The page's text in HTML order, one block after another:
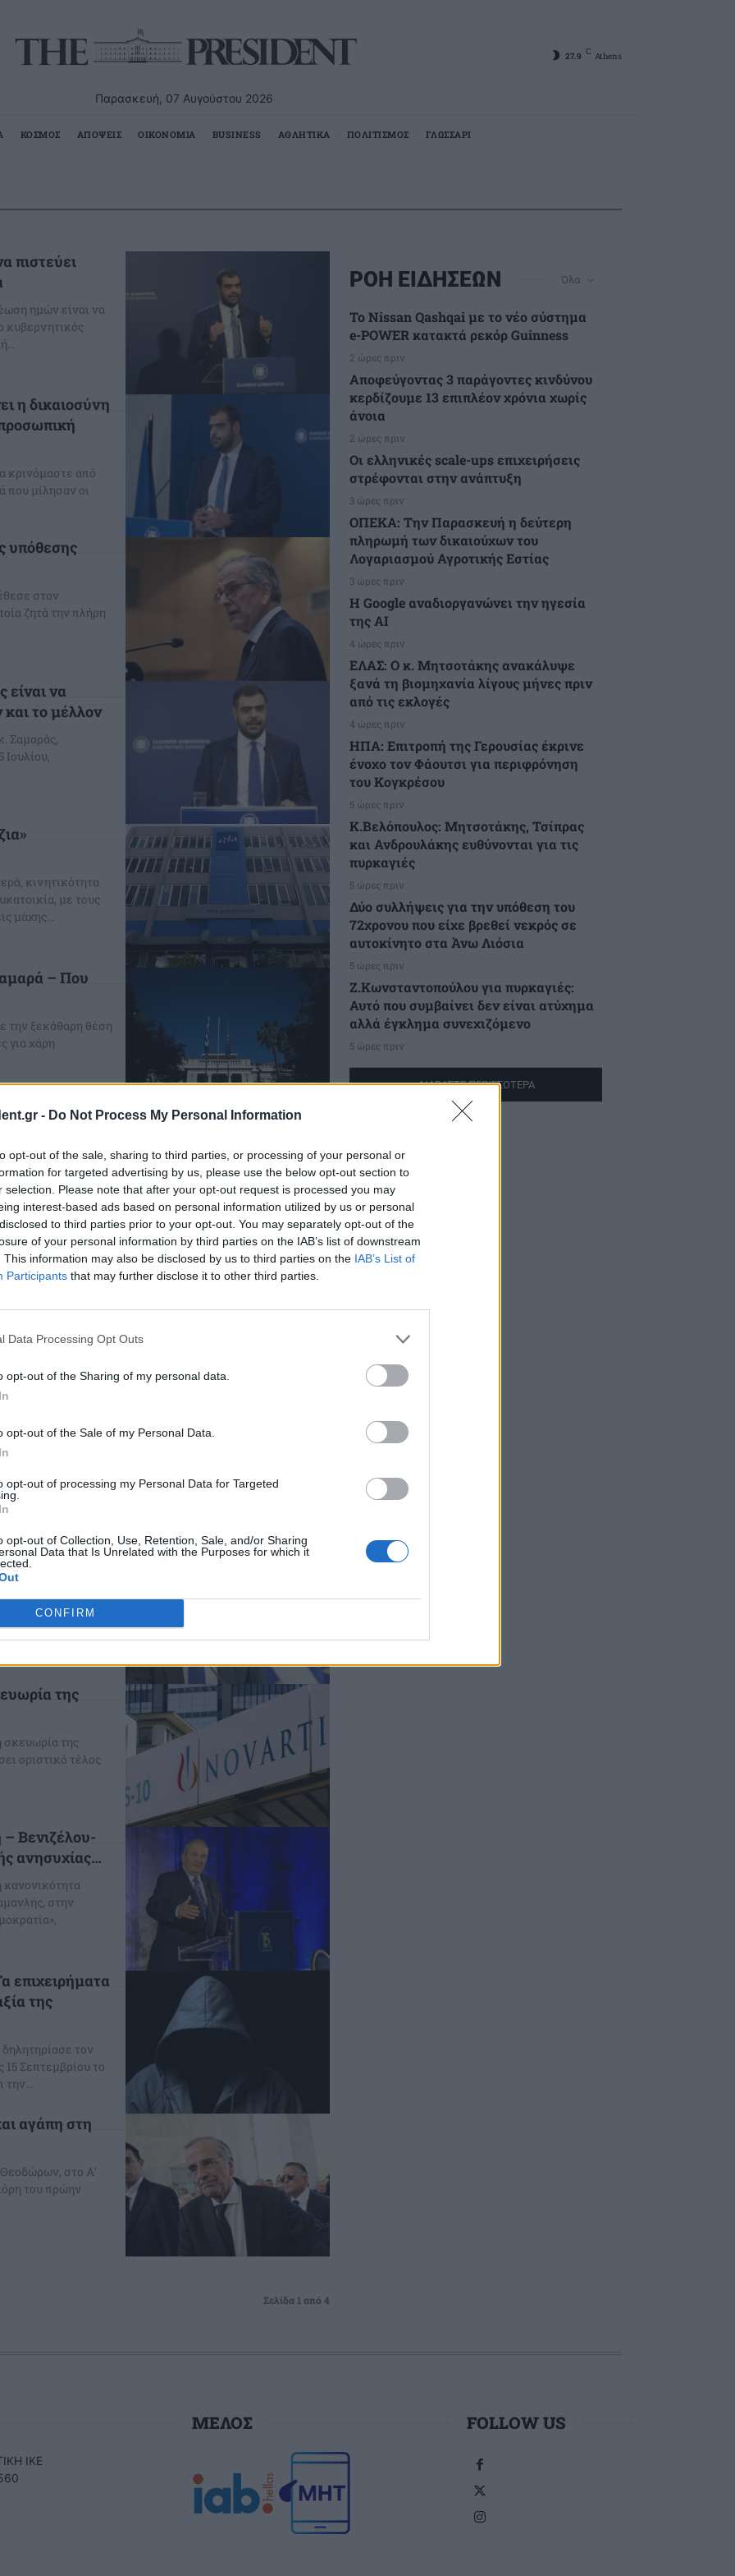
- Do Not Process My Personal Information
opt-out of the sale, sharing to third parties, or processing of your personal or
for targeted advertising by us, please use the below opt-out section to
selection. Please note that after your opt-out request is processed you may
interest-based ads based on personal information utilized by us or personal
to third parties prior to your opt-out. You may separately opt-out of the
of your personal information by third parties on the IAB’s list of downstream
This information may also be disclosed by us to third parties on the IAB’s List of
Participants that may further disclose it to other third parties.
Data Processing Opt Outs
opt-out of the Sharing of my personal data.
opt-out of the Sale of my Personal Data.
opt-out of processing my Personal Data for Targeted
opt-out of Collection, Use, Retention, Sale, and/or Sharing
Data that Is Unrelated with the Purposes for which it
CONFIRM
Παρασκευή, 07 Αυγούστου 2026
27.9 C Athens
ΚΟΣΜΟΣ ΑΠΟΨΕΙΣ ΟΙΚΟΝΟΜΙΑ BUSINESS ΑΘΛΗΤΙΚΑ ΠΟΛΙΤΙΣΜΟΣ ΓΛΩΣΣΑΡΙ
πιστεύει
ημών είναι να
κυβερνητικός
η δικαιοσύνη
κρινόμαστε από
που μίλησαν οι
υπόθεσης
στον
ζητά την πλήρη
να
και το μέλλον
Σαμαράς,
κινητικότητα
με τους
μάχης...
– Που
την ξεκάθαρη θέση
για χάρη
την επόμενη
νέου
να τις
απειλητική
μου – Θα τις
την εξωτερική
ζητημάτων άσκησε
σε...
Η
ο
και συλλογικής
με τον
με
τους
ο κ.
της
σκευωρία της
οριστικό τέλος
Βενιζέλου-
ανησυχίας…
κανονικότητα
στην
επιχειρήματα
της
τον
Σεπτεμβρίου το
αγάπη στη
Θεοδώρων, στο Α’
του πρώην
Σελίδα 1 από 4
ΡΟΗ ΕΙΔΗΣΕΩΝ Όλα
Το Nissan Qashqai με το νέο σύστημα
e-POWER κατακτά ρεκόρ Guinness
2 ώρες πριν
Αποφεύγοντας 3 παράγοντες κινδύνου
κερδίζουμε 13 επιπλέον χρόνια χωρίς
άνοια
2 ώρες πριν
Οι ελληνικές scale-ups επιχειρήσεις
στρέφονται στην ανάπτυξη
3 ώρες πριν
ΟΠΕΚΑ: Την Παρασκευή η δεύτερη
πληρωμή των δικαιούχων του
Λογαριασμού Αγροτικής Εστίας
3 ώρες πριν
H Google αναδιοργανώνει την ηγεσία
της AI
4 ώρες πριν
ΕΛΑΣ: Ο κ. Μητσοτάκης ανακάλυψε
ξανά τη βιομηχανία λίγους μήνες πριν
από τις εκλογές
4 ώρες πριν
ΗΠΑ: Επιτροπή της Γερουσίας έκρινε
ένοχο τον Φάουτσι για περιφρόνηση
του Κογκρέσου
5 ώρες πριν
K.Βελόπουλος: Μητσοτάκης, Τσίπρας
και Ανδρουλάκης ευθύνονται για τις
πυρκαγιές
5 ώρες πριν
Δύο συλλήψεις για την υπόθεση του
72χρονου που είχε βρεθεί νεκρός σε
αυτοκίνητο στα Άνω Λιόσια
5 ώρες πριν
Ζ.Κωνσταντοπούλου για πυρκαγιές:
Αυτό που συμβαίνει δεν είναι ατύχημα
αλλά έγκλημα συνεχιζόμενο
5 ώρες πριν
ΔΙΑΒΑΣΤΕ ΠΕΡΙΣΣΟΤΕΡΑ
ΙΚΕ
ΜΕΛΟΣ FOLLOW US